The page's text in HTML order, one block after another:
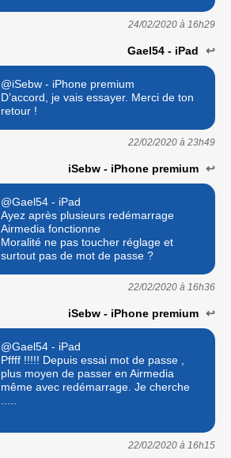
24/02/2020 à 16h29
Gael54 - iPad ↩
@iSebw - iPhone premium
D’accord, je vais essayer. Merci de ton
retour !
22/02/2020 à 23h49
iSebw - iPhone premium ↩
@Gael54 - iPad
Ayez après plusieurs redémarrage
Airmedia fonctionne
Moralité ne pas toucher réglage et
surtout pas de mot de passe ?
22/02/2020 à 16h36
iSebw - iPhone premium ↩
@Gael54 - iPad
Pffff !!!!! Depuis essai mot de passe ,
plus moyen de passer en Airmedia
même avec redémarrage. Je cherche
22/02/2020 à 16h15